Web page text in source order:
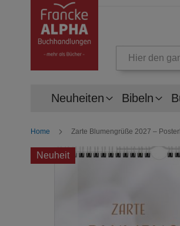
Neuheiten Bibeln
Home Zarte Blumengrüße 2027 –
Neuheit
Zum
Ende